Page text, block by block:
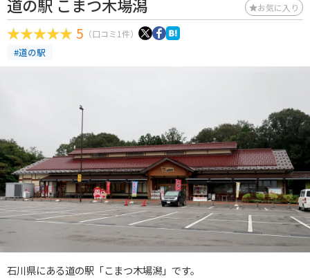
道の駅 こまつ木場潟 お気に入り
5 （口コミ1件）
#道の駅
石川県にある道の駅「こまつ木場潟」です。